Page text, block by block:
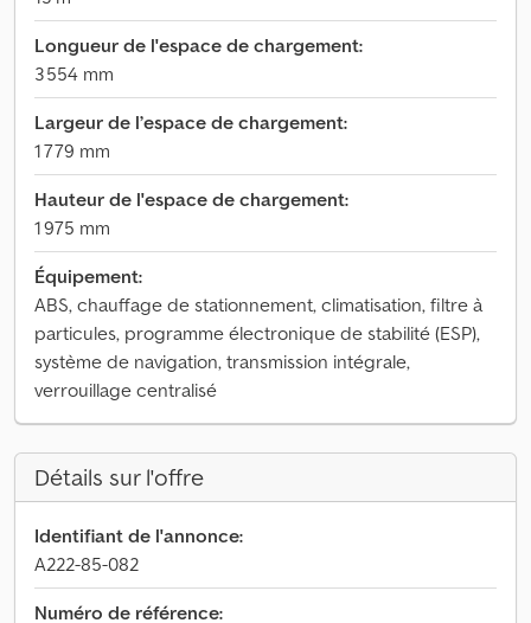
Longueur de l'espace de chargement:
3 554 mm
Largeur de l’espace de chargement:
1 779 mm
Hauteur de l'espace de chargement:
1 975 mm
Équipement:
ABS, chauffage de stationnement, climatisation, filtre à
particules, programme électronique de stabilité (ESP),
système de navigation, transmission intégrale,
verrouillage centralisé
Détails sur l'offre
Identifiant de l'annonce:
A222-85-082
Numéro de référence: